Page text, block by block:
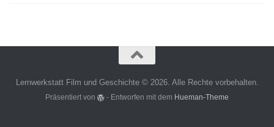
Lernwerkstatt Film und Geschichte © 2026. Alle Rechte vorbehalten.
Präsentiert von - Entworfen mit dem Hueman-Theme